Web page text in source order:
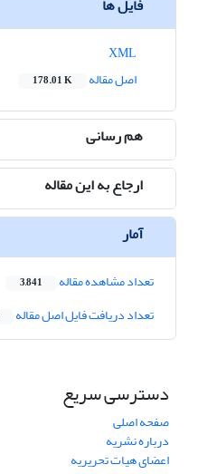
اصل مقاله
178.01 K
هم رسانی
ارجاع به این مقاله
آمار
تعداد مشاهده مقاله 3,841
تعداد دریافت فایل اصل مقاله
دسترسی سریع
صفحه اصلی
درباره نشریه
اعضای هیات تحریریه